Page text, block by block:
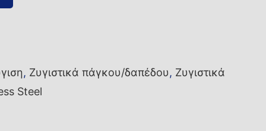
, Ζυγιστικά πάγκου/δαπέδου, Ζυγιστικά
Steel